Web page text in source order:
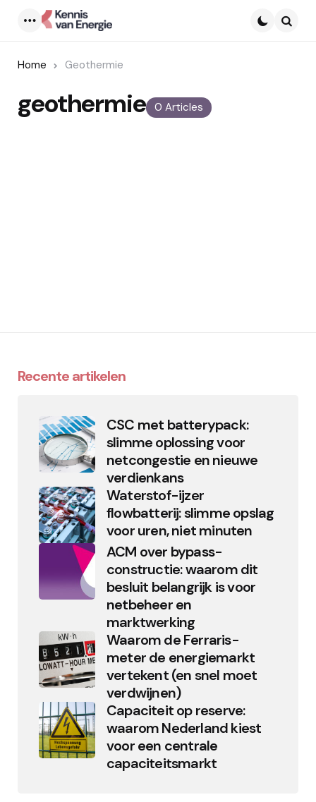
Home Geothermie
0 Articles
geothermie
Recente artikelen
CSC met batterypack:
slimme oplossing voor
netcongestie en nieuwe
verdienkans
Waterstof-ijzer
flowbatterij: slimme opslag
voor uren, niet minuten
ACM over bypass-
constructie: waarom dit
besluit belangrijk is voor
netbeheer en
marktwerking
Waarom de Ferraris-
meter de energiemarkt
vertekent (en snel moet
verdwijnen)
Capaciteit op reserve:
waarom Nederland kiest
voor een centrale
capaciteitsmarkt